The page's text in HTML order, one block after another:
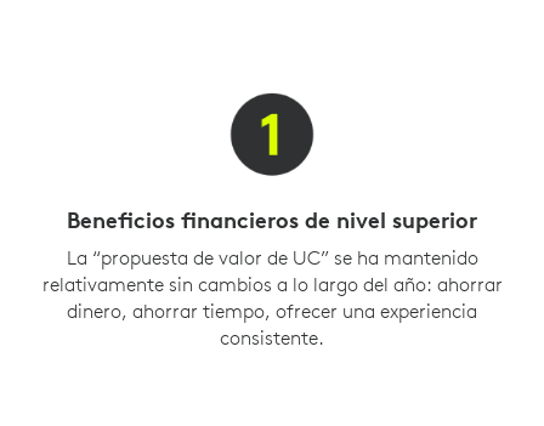
Beneficios financieros de nivel superior
La “propuesta de valor de UC” se ha mantenido
relativamente sin cambios a lo largo del año: ahorrar
dinero, ahorrar tiempo, ofrecer una experiencia
consistente.